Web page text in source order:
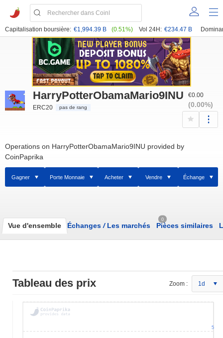
Capitalisation boursière: €1,994.39 B (0.51%) Vol 24H: €234.47 B
HarryPotterObamaMario9INU
ERC20 pas de rang
€0.00
(0.00%)
Operations on HarryPotterObamaMario9INU provided by
CoinPaprika
Gagner Porte Monnaie Acheter Vendre Échange
Vue d'ensemble Échanges /Les marchés
0
Pièces similaires
Tableau des prix Zoom : 1d
5